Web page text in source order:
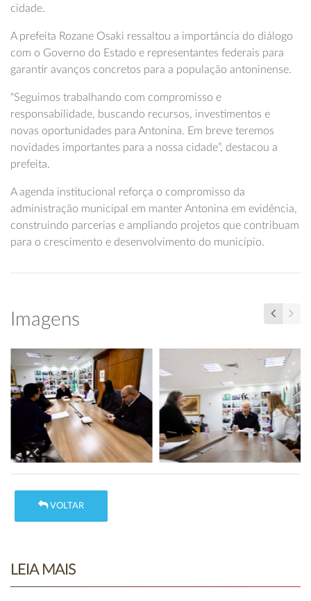
cidade.
A prefeita Rozane Osaki ressaltou a importância do diálogo
com o Governo do Estado e representantes federais para
garantir avanços concretos para a população antoninense.
“Seguimos trabalhando com compromisso e
responsabilidade, buscando recursos, investimentos e
novas oportunidades para Antonina. Em breve teremos
novidades importantes para a nossa cidade”, destacou a
prefeita.
A agenda institucional reforça o compromisso da
administração municipal em manter Antonina em evidência,
construindo parcerias e ampliando projetos que contribuam
para o crescimento e desenvolvimento do município.
Imagens
VOLTAR
LEIA MAIS